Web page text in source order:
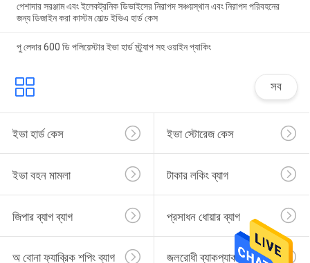
পেশাদার সরঞ্জাম এবং ইলেকট্রনিক ডিভাইসের নিরাপদ সঞ্চয়স্থান এবং নিরাপদ পরিবহনের
জন্য ডিজাইন করা কাস্টম মোল্ড ইভিএ হার্ড কেস
পু লেদার 600 ডি পলিয়েস্টার ইভা হার্ড স্ট্র্যাপ সহ ওয়াইন প্যাকিং
সব
ইভা হার্ড কেস ইভা স্টোরেজ কেস
ইভা বহন মামলা টাকার লকিং ব্যাগ
জিপার ব্যাগ ব্যাগ প্রসাধন ধোয়ার ব্যাগ
অ বোনা ফ্যাব্রিক শপিং ব্যাগ জলরোধী ব্যাকপ্যাক ব্যাগ